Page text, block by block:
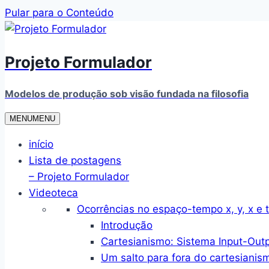
Pular para o Conteúdo
Projeto Formulador
Modelos de produção sob visão fundada na filosofia
MENUMENU
início
Lista de postagens
– Projeto Formulador
Videoteca
Ocorrências no espaço-tempo x, y, x e t
Introdução
Cartesianismo: Sistema Input-
Um salto para fora do